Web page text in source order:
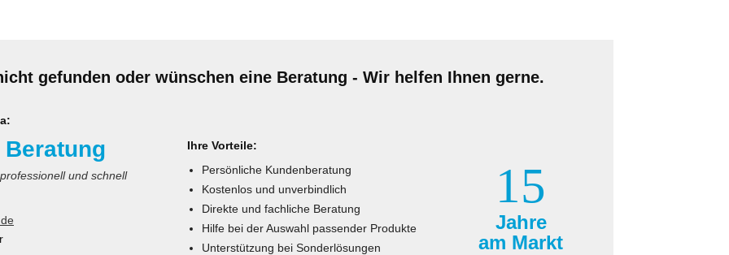
gefunden oder wünschen eine Beratung - Wir helfen Ihnen gerne.
und schnell
Ihre Vorteile:
Persönliche Kundenberatung
Kostenlos und unverbindlich
Direkte und fachliche Beratung
Hilfe bei der Auswahl passender Produkte
Unterstützung bei Sonderlösungen
15
Jahre
am Markt